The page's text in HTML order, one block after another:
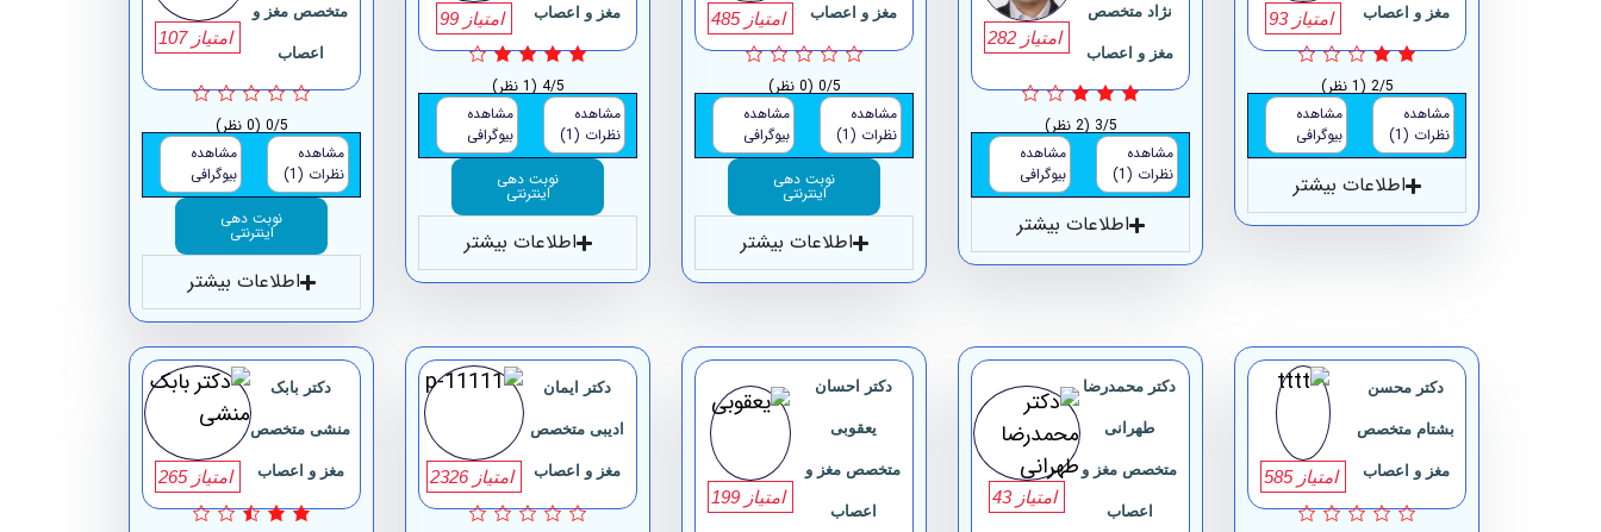
مغز و اعصاب امتیاز 93
2/5 (1 نظر)
مشاهده
نظرات (1)
مشاهده
بیوگرافی
اطلاعات بیشتر
نژاد متخصص
مغز و اعصاب
امتیاز 282
3/5 (2 نظر)
مشاهده
نظرات (1)
مشاهده
بیوگرافی
اطلاعات بیشتر
مغز و اعصاب امتیاز 485
0/5 (0 نظر)
مشاهده
نظرات (1)
مشاهده
بیوگرافی
نوبت دهی
اینترنتی
اطلاعات بیشتر
مغز و اعصاب امتیاز 99
4/5 (1 نظر)
مشاهده
نظرات (1)
مشاهده
بیوگرافی
نوبت دهی
اینترنتی
اطلاعات بیشتر
متخصص مغز و
اعصاب
امتیاز 107
0/5 (0 نظر)
مشاهده
نظرات (1)
مشاهده
بیوگرافی
نوبت دهی
اینترنتی
اطلاعات بیشتر
دکتر محسن
بشتام متخصص
مغز و اعصاب امتیاز 585
دکتر محمدرضا
طهرانی
متخصص مغز و
اعصاب
امتیاز 43
دکتر احسان
یعقوبی
متخصص مغز و
اعصاب
امتیاز 199
دکتر ایمان
ادیبی متخصص
مغز و اعصاب امتیاز 2326
دکتر بابک
منشی متخصص
مغز و اعصاب امتیاز 265